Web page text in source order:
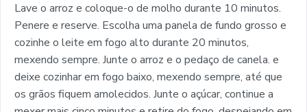
Lave o arroz e coloque-o de molho durante 10 minutos.
Penere e reserve. Escolha uma panela de fundo grosso e
cozinhe o leite em fogo alto durante 20 minutos,
mexendo sempre. Junte o arroz e o pedaço de canela. e
deixe cozinhar em fogo baixo, mexendo sempre, até que
os grãos fiquem amolecidos. Junte o açúcar, continue a